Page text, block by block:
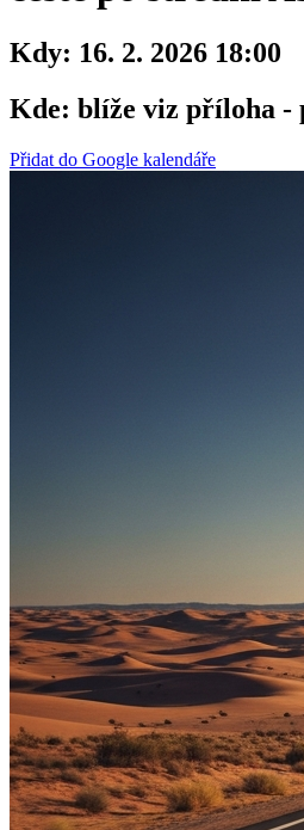
Kdy: 16. 2. 2026 18:00
Kde: blíže viz příloha -
Přidat do Google kalendáře